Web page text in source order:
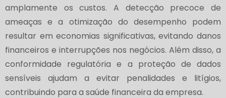
amplamente os custos. A detecção precoce de
ameaças e a otimização do desempenho podem
resultar em economias significativas, evitando danos
financeiros e interrupções nos negócios. Além disso, a
conformidade regulatória e a proteção de dados
sensíveis ajudam a evitar penalidades e litígios,
contribuindo para a saúde financeira da empresa.